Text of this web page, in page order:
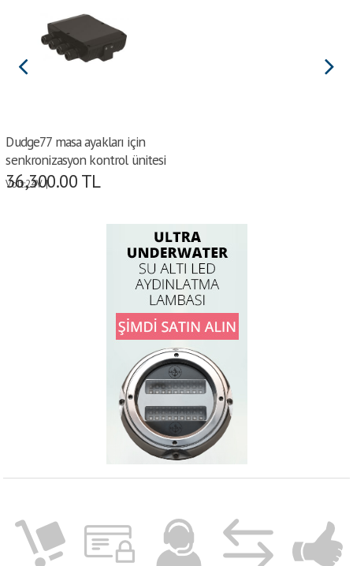
Dudge77 masa ayakları için
senkronizasyon kontrol ünitesi
Volt:24V |
36,300.00 TL